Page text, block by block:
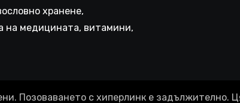
хранене,
на медицината, витамини,
Позоваването с хиперлинк е задължително.